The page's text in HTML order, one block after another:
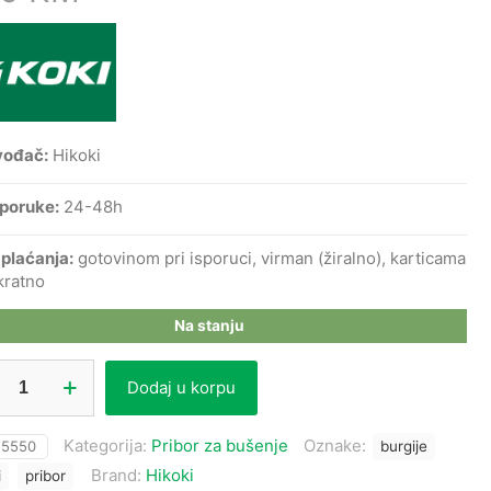
Hikoki
24-48h
gotovinom pri isporuci, virman (žiralno), karticama
Na stanju
Dodaj u korpu
5550 Kategorija: Pribor za bušenje Oznake:
burgije
pribor Brand: Hikoki